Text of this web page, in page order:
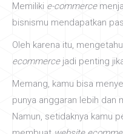
Memiliki e-commerce
bisnismu mendapatkan
Oleh karena itu,
ecommercejadi penting
Memang, kamu bisa
punya anggaran lebih dan
Namun, setidaknya kamu